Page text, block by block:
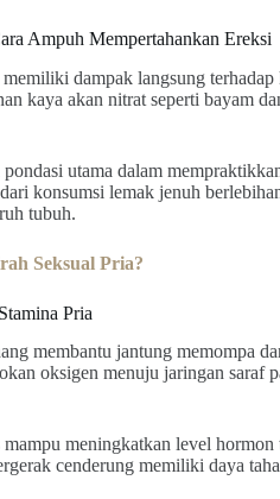
Ampuh Mempertahankan Ereksi
dampak langsung
kaya akan nitrat seperti bayam
utama dalam
konsumsi lemak jenuh
tubuh.
Seksual Pria?
Pria
membantu jantung memompa
oksigen menuju jaringan saraf
meningkatkan level
cenderung memiliki daya